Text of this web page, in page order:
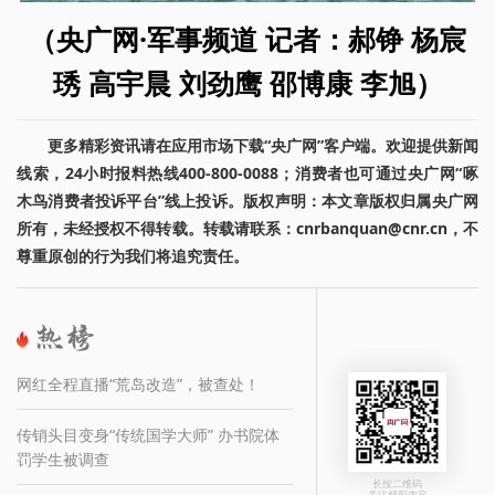
（央广网·军事频道 记者：郝铮 杨宸
琇 高宇晨 刘劲鹰 邵博康 李旭）
更多精彩资讯请在应用市场下载“央广网”客户端。欢迎提供新闻
线索，24小时报料热线400-800-0088；消费者也可通过央广网“啄
木鸟消费者投诉平台”线上投诉。版权声明：本文章版权归属央广网
所有，未经授权不得转载。转载请联系：cnrbanquan@cnr.cn，不
尊重原创的行为我们将追究责任。
网红全程直播“荒岛改造”，被查处！
传销头目变身“传统国学大师” 办书院体
罚学生被调查
长按二维码